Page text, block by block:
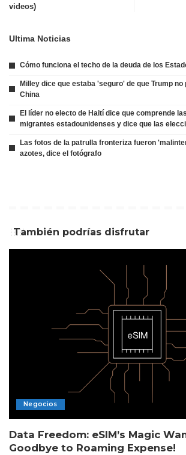
videos)
Ultima Noticias
Cómo funciona el techo de la deuda de los
Milley dice que estaba 'seguro' de que Trump
China
El líder no electo de Haití dice que comprende
migrantes estadounidenses y dice que las
Las fotos de la patrulla fronteriza fueron
azotes, dice el fotógrafo
También podrías disfrutar
Negocios
Data Freedom: eSIM’s Magic
Goodbye to Roaming Expense!